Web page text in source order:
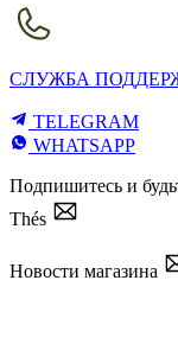
СЛУЖБА
TELEGRAM
WHATSAPP
Подпишитесь и
Thés
Новости магазина